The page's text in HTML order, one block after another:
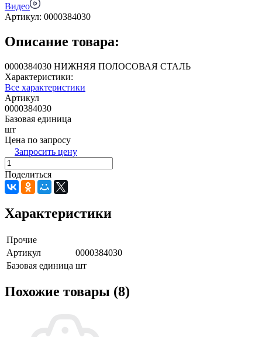
Видео
Артикул: 0000384030
Описание товара:
0000384030 НИЖНЯЯ ПОЛОСОВАЯ СТАЛЬ
Характеристики:
Все характеристики
Артикул
0000384030
Базовая единица
шт
Цена по запросу
Запросить цену
Поделиться
Характеристики
Прочие
Артикул
0000384030
Базовая единица шт
Похожие товары (8)